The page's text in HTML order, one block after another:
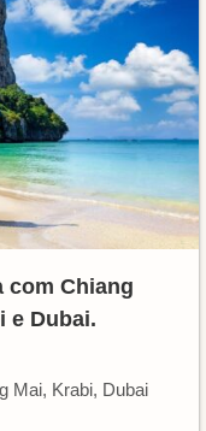
com Chiang
e Dubai.
Mai, Krabi, Dubai